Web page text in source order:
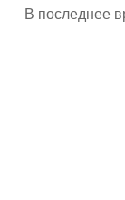
В последнее